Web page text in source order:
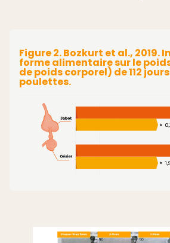
Figure 2. Bozkurt et al., 2019.
forme alimentaire sur le
de poids corporel) de 112
poulettes.